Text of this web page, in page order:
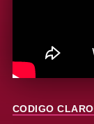
CODIGO CLARO